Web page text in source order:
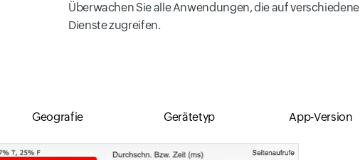
Überwachen Sie alle Anwendungen, die auf verschiedene
Dienste zugreifen.
Geografie Gerätetyp App-Version